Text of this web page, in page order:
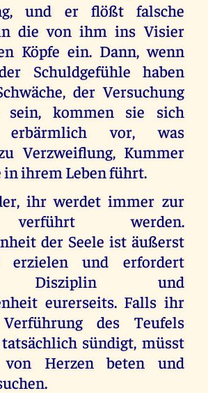
und er flößt falsche
die von ihm ins Visier
Köpfe ein. Dann, wenn
Schuldgefühle haben
der Versuchung
sein, kommen sie sich
erbärmlich vor, was
Verzweiflung, Kummer
ihrem Leben führt.
ihr werdet immer zur
werden.
der Seele ist äußerst
erzielen und erfordert
Disziplin und
eurerseits. Falls ihr
des Teufels
sündigt, müsst
Herzen beten und